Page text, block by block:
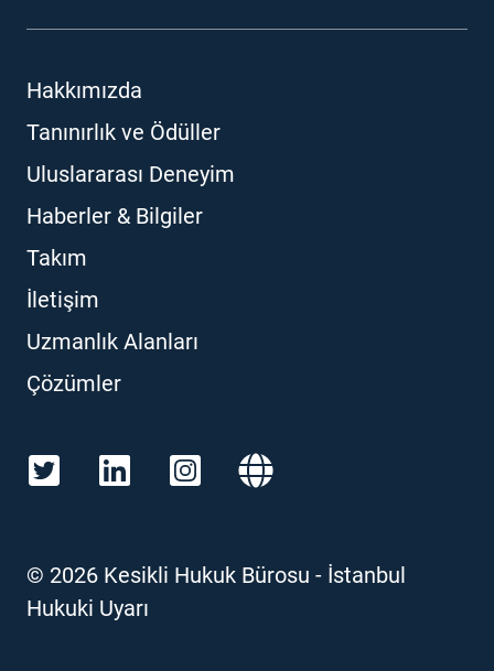
Hakkımızda
Tanınırlık ve Ödüller
Uluslararası Deneyim
Haberler & Bilgiler
Takım
İletişim
Uzmanlık Alanları
Çözümler
© 2026 Kesikli Hukuk Bürosu - İstanbul
Hukuki Uyarı